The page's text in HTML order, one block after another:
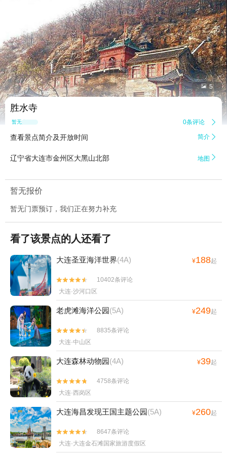
 5
胜水寺
暂无点评 0条评论 
查看景点简介及开放时间 简介 
辽宁省大连市金州区大黑山北部 地图 
暂无报价
暂无门票预订，我们正在努力补充
看了该景点的人还看了
大连圣亚海洋世界(4A) ¥188起


10402条评论
大连·沙河口区
老虎滩海洋公园(5A) ¥249起


8835条评论
大连·中山区
大连森林动物园(4A) ¥39起


4758条评论
大连·西岗区
大连海昌发现王国主题公园(5A) ¥260起


8647条评论
大连·大连金石滩国家旅游度假区